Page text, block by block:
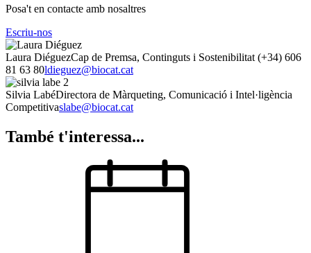
Posa't en contacte amb nosaltres
Escriu-nos
Laura DiéguezCap de Premsa, Continguts i Sostenibilitat (+34) 606
81 63 80ldieguez@biocat.cat
Silvia LabéDirectora de Màrqueting, Comunicació i Intel·ligència
Competitivaslabe@biocat.cat
També t'interessa...